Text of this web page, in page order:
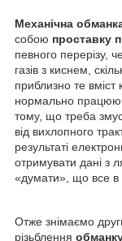
Механічна
собою проставку
певного перерізу,
газів з киснем,
приблизно те вміст
нормально
тому, що треба
від вихлопного
результаті
отримувати дані з
«думати», що все в
Отже знімаємо
різьблення